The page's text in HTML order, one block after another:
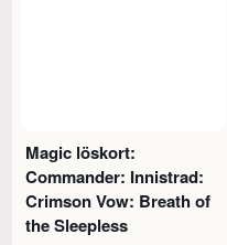
Magic löskort:
Commander: Innistrad:
Crimson Vow: Breath of
the Sleepless